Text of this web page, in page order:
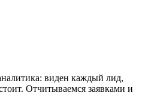
виден каждый лид,
Отчитываемся заявками и